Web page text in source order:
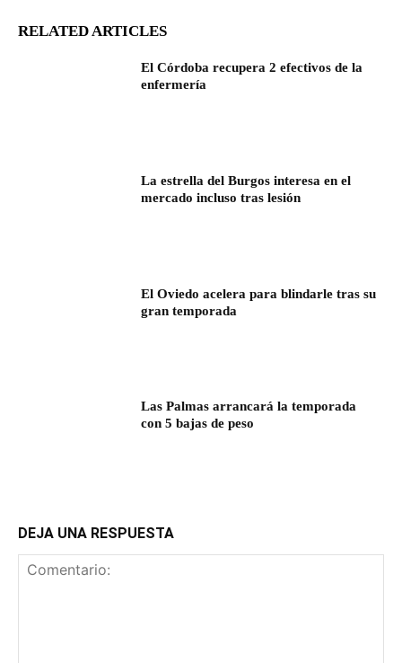
RELATED ARTICLES
El Córdoba recupera 2 efectivos de la
enfermería
La estrella del Burgos interesa en el
mercado incluso tras lesión
El Oviedo acelera para blindarle tras su
gran temporada
Las Palmas arrancará la temporada
con 5 bajas de peso
DEJA UNA RESPUESTA